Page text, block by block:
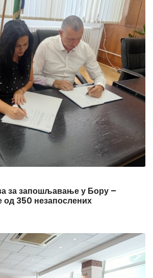
за запошљавање у Бору –
од 350 незапослених